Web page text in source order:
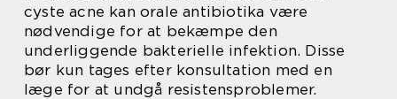
cyste acne kan orale antibiotika være
nødvendige for at bekæmpe den
underliggende bakterielle infektion. Disse
bør kun tages efter konsultation med en
læge for at undgå resistensproblemer.